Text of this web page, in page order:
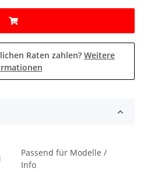
Raten zahlen? Weitere
Passend für Modelle /
Info